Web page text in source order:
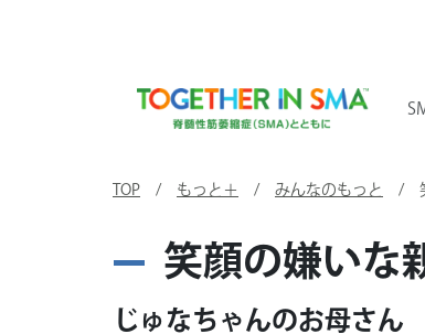
TOP / もっと＋ / みんなのもっと / 笑
笑顔の嫌いな
じゅなちゃんのお母さん